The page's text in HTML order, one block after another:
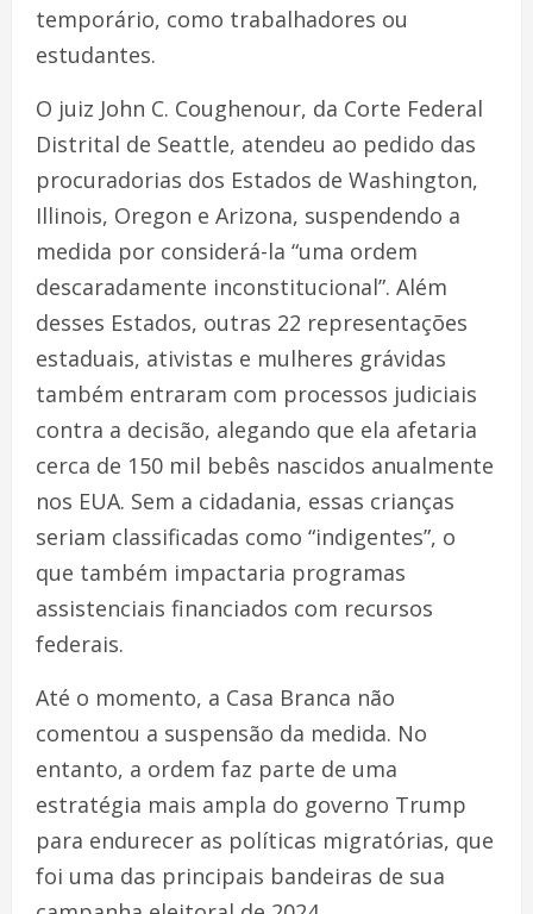
temporário, como trabalhadores ou
estudantes.
O juiz John C. Coughenour, da Corte Federal
Distrital de Seattle, atendeu ao pedido das
procuradorias dos Estados de Washington,
Illinois, Oregon e Arizona, suspendendo a
medida por considerá-la “uma ordem
descaradamente inconstitucional”. Além
desses Estados, outras 22 representações
estaduais, ativistas e mulheres grávidas
também entraram com processos judiciais
contra a decisão, alegando que ela afetaria
cerca de 150 mil bebês nascidos anualmente
nos EUA. Sem a cidadania, essas crianças
seriam classificadas como “indigentes”, o
que também impactaria programas
assistenciais financiados com recursos
federais.
Até o momento, a Casa Branca não
comentou a suspensão da medida. No
entanto, a ordem faz parte de uma
estratégia mais ampla do governo Trump
para endurecer as políticas migratórias, que
foi uma das principais bandeiras de sua